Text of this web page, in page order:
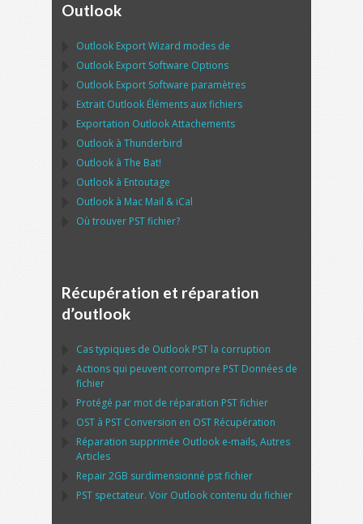
Outlook
Outlook Export Wizard modes de
Outlook Export Software Options
Outlook Export Software paramètres
Extrait Outlook Éléments aux fichiers
Exportation OutlookAttachements
Outlook à Thunderbird
Outlook à The Bat!
Outlook à Entoutage
Outlook à Mac Mail & iCal
Où trouver PSTfichier?
Récupération et réparation
d’outlook
Cas typiques de Outlook PST la corruption
Actions qui peuvent corrompre PST Données de
fichier
Protégé par mot de réparation PSTfichier
OST à PST Conversion en OST Récupération
Réparation supprimée Outlook e-mails, Autres
Articles
Repair2GB surdimensionné pstfichier
PST spectateur. Voir Outlook contenu du fichier